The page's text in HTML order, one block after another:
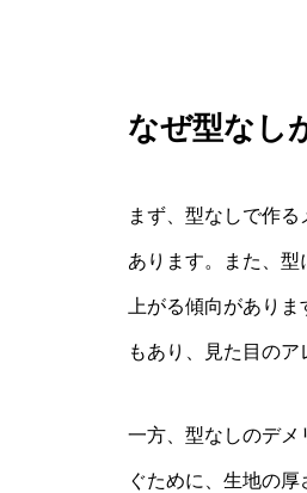
なぜ型なし
まず、型なしで作
あります。また、
上がる傾向があり
もあり、見た目のア
一方、型なしのデメ
ぐために、生地の